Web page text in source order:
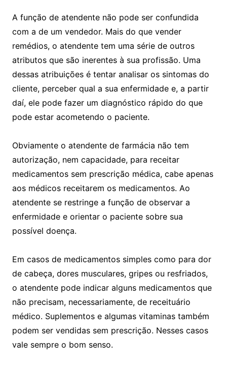
A função de atendente não pode ser confundida
com a de um vendedor. Mais do que vender
remédios, o atendente tem uma série de outros
atributos que são inerentes à sua profissão. Uma
dessas atribuições é tentar analisar os sintomas do
cliente, perceber qual a sua enfermidade e, a partir
daí, ele pode fazer um diagnóstico rápido do que
pode estar acometendo o paciente.
Obviamente o atendente de farmácia não tem
autorização, nem capacidade, para receitar
medicamentos sem prescrição médica, cabe apenas
aos médicos receitarem os medicamentos. Ao
atendente se restringe a função de observar a
enfermidade e orientar o paciente sobre sua
possível doença.
Em casos de medicamentos simples como para dor
de cabeça, dores musculares, gripes ou resfriados,
o atendente pode indicar alguns medicamentos que
não precisam, necessariamente, de receituário
médico. Suplementos e algumas vitaminas também
podem ser vendidas sem prescrição. Nesses casos
vale sempre o bom senso.